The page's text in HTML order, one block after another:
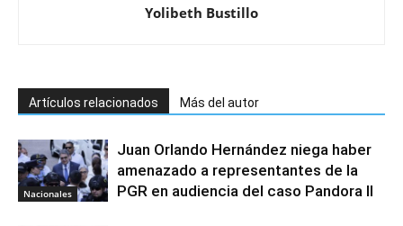
Yolibeth Bustillo
Artículos relacionados Más del autor
Nacionales
Juan Orlando Hernández niega haber
amenazado a representantes de la
PGR en audiencia del caso Pandora II